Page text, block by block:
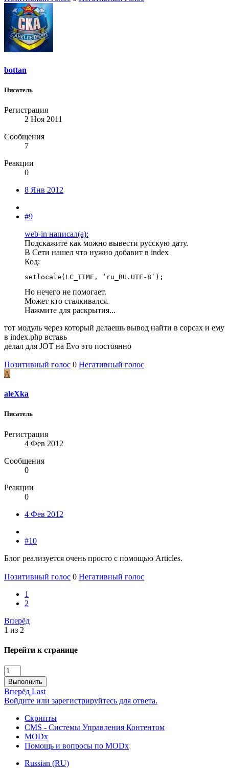
bottan
Писатель
Регистрация
2 Ноя 2011
Сообщения
7
Реакции
0
8 Янв 2012
#9
web-in написал(а):
Подскажите как можно вывести русскую дату.
В Сети нашел что нужно добавит в index
Код:
setlocale(LC_TIME, ‘ru_RU.UTF-8′);
Но нечего не помогает.
Может кто сталкивался.
Нажмите для раскрытия...
тот модуль через который делаешь вывод найти в сорсах и ему
в index.php вставь
делал для JOT на Evo это постоянно
Позитивный голос 0 Негативный голос
A
aleXka
Писатель
Регистрация
4 Фев 2012
Сообщения
0
Реакции
0
4 Фев 2012
#10
Блог реализуется очень просто с помощью Articles.
Позитивный голос 0 Негативный голос
1
2
Вперёд
1 из 2
Перейти к странице
Выполнить
Вперёд Last
Войдите или зарегистрируйтесь для ответа.
Скрипты
CMS - Системы Управления Контентом
MODx
Помощь и вопросы по MODx
Russian (RU)